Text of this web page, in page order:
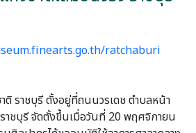
ratchaburi
ราชบุรี ตั้งอยู่ที่ถนนวรเดช ตำบลหน้า
ราชบุรี จัดตั้งขึ้นเมื่อวันที่ 20 พฤศจิกายน